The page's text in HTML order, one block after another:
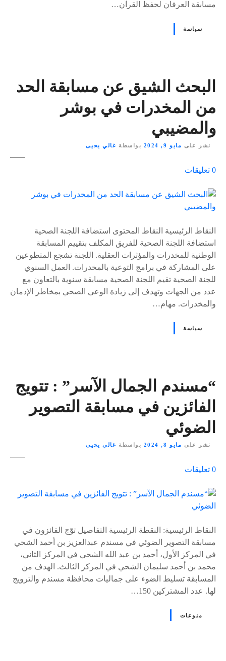
مسابقة العرفان لحفظ القرآن…
سياسة
البحث الشيق عن مسابقة الحد
من المخدرات في بوشر
والمضيبي
نشر على مايو 9, 2024 بواسطة غالي يحيى
0 تعليقات
ى
٪
النقاط الرئيسية النقاط المحتوى استضافة اللجنة الصحية
استضافة اللجنة الصحية للفريق المكلف بتقييم المسابقة
الوطنية للمخدرات والمؤثرات العقلية. اللجنة تشجع المتطوعين
على المشاركة في برامج التوعية بالمخدرات. العمل السنوي
للجنة الصحية تقيم اللجنة الصحية مسابقة سنوية بالتعاون مع
عدد من الجهات وتهدف إلى زيادة الوعي الصحي بمخاطر الإدمان
والمخدرات. مهام…
سياسة
“مسندم الجمال الآسر” : تتويج
الفائزين في مسابقة التصوير
الضوئي
نشر على مايو 8, 2024 بواسطة غالي يحيى
0 تعليقات
ى
النقاط الرئيسية: النقطة الرئيسية التفاصيل توّج الفائزون في
مسابقة التصوير الضوئي في مسندم عبدالعزيز بن أحمد الشحي
في المركز الأول، أحمد بن عبد الله الشحي في المركز الثاني،
محمد بن أحمد سليمان الشحي في المركز الثالث. الهدف من
المسابقة تسليط الضوء على جماليات محافظة مسندم والترويج
لها. عدد المشتركين 150…
منوعات